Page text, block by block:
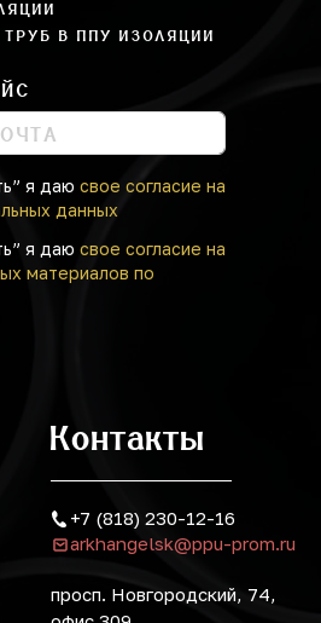
В ППУ ИЗОЛЯЦИИ
я даю свое согласие на
данных
я даю свое согласие на
материалов по
Контакты
+7 (818) 230-12-16
arkhangelsk@ppu-prom.ru
просп. Новгородский, 74,